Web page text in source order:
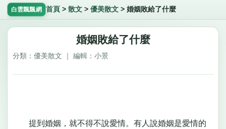
白雲飄飄網 首頁 > 散文> 優美散文> 婚姻敗給了什麼
婚姻敗給了什麼
分類：優美散文 ｜ 編輯：小景
提到婚姻，就不得不說愛情。有人說婚姻是愛情的